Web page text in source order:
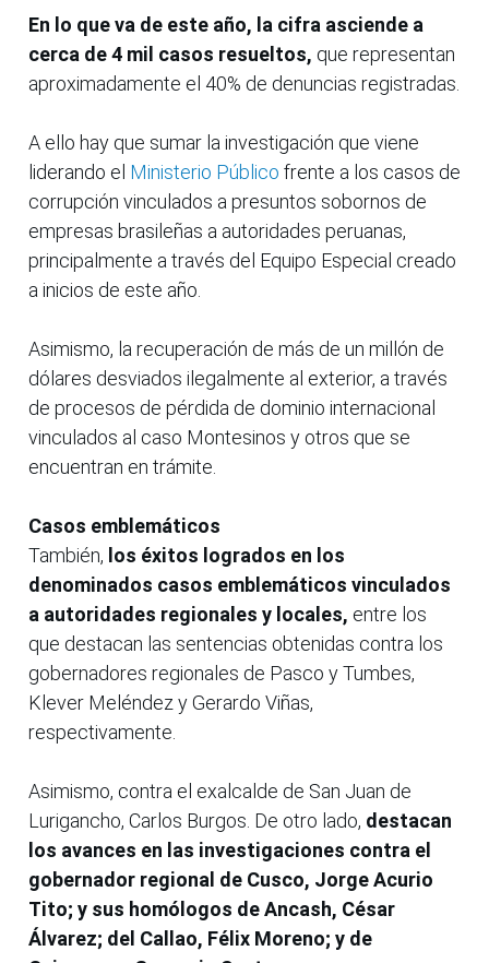
En lo que va de este año, la cifra asciende a
cerca de 4 mil casos resueltos, que representan
aproximadamente el 40% de denuncias registradas.
A ello hay que sumar la investigación que viene
liderando el Ministerio Público frente a los casos de
corrupción vinculados a presuntos sobornos de
empresas brasileñas a autoridades peruanas,
principalmente a través del Equipo Especial creado
a inicios de este año.
Asimismo, la recuperación de más de un millón de
dólares desviados ilegalmente al exterior, a través
de procesos de pérdida de dominio internacional
vinculados al caso Montesinos y otros que se
encuentran en trámite.
Casos emblemáticos
También, los éxitos logrados en los
denominados casos emblemáticos vinculados
a autoridades regionales y locales, entre los
que destacan las sentencias obtenidas contra los
gobernadores regionales de Pasco y Tumbes,
Klever Meléndez y Gerardo Viñas,
respectivamente.
Asimismo, contra el exalcalde de San Juan de
Lurigancho, Carlos Burgos. De otro lado, destacan
los avances en las investigaciones contra el
gobernador regional de Cusco, Jorge Acurio
Tito; y sus homólogos de Ancash, César
Álvarez; del Callao, Félix Moreno; y de